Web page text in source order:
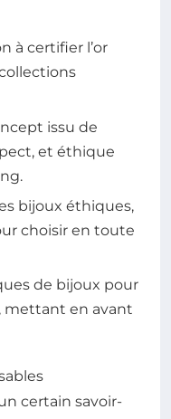
à certifier l’or
issu de
et éthique
bijoux éthiques,
choisir en toute
de bijoux pour
mettant en avant
certain savoir-